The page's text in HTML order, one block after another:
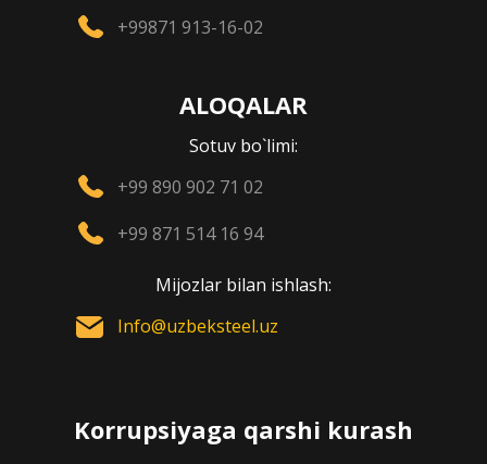
+99871 913-16-02
ALOQALAR
Sotuv bo`limi:
+99 890 902 71 02
+99 871 514 16 94
Mijozlar bilan ishlash:
Info@uzbeksteel.uz
Korrupsiyaga qarshi kurash